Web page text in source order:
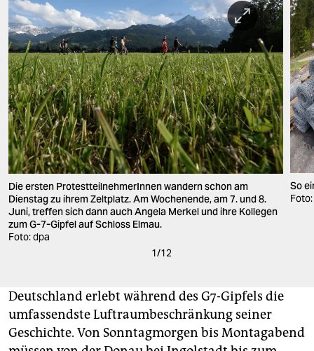
Die ersten ProtestteilnehmerInnen wandern schon am
Dienstag zu ihrem Zeltplatz. Am Wochenende, am 7. und 8.
Juni, treffen sich dann auch Angela Merkel und ihre Kollegen
zum G-7-Gipfel auf Schloss Elmau.
Foto: dpa
So
1/12
Deutschland erlebt während des G7-Gipfels die
umfassendste Luftraumbeschränkung seiner
Geschichte. Von Sonntagmorgen bis Montagabend